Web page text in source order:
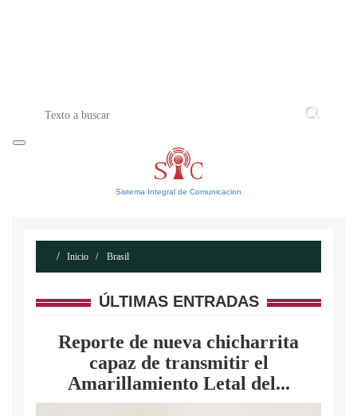
Sistema Integral de Comunicacion
Inicio Brasil
ÚLTIMAS ENTRADAS
Reporte de nueva chicharrita
capaz de transmitir el
Amarillamiento Letal del...